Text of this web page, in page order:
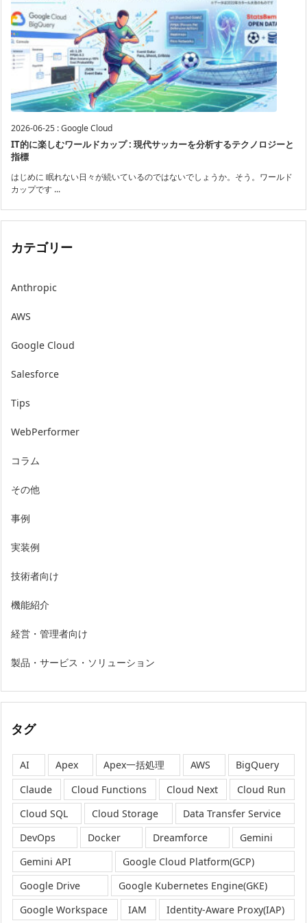
2026-06-25 :Google Cloud
IT的に楽しむワールドカップ : 現代サッカーを分析するテクノロジーと
指標
はじめに 眠れない日々が続いているのではないでしょうか。そう。ワールド
カップです ...
カテゴリー
Anthropic
AWS
Google Cloud
Salesforce
Tips
WebPerformer
コラム
その他
事例
実装例
技術者向け
機能紹介
経営・管理者向け
製品・サービス・ソリューション
タグ
AI Apex Apex一括処理 AWS
BigQuery
Claude
Cloud Functions Cloud Next
Cloud Run
Cloud SQL
Cloud Storage
Data Transfer Service
DevOps
Docker Dreamforce
Gemini
Gemini API
Google Cloud Platform(GCP)
Google Drive
Google Kubernetes Engine(GKE)
Google Workspace
IAM Identity-Aware Proxy(IAP)